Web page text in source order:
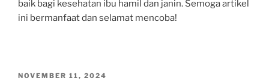
baik bagi kesehatan ibu hamil dan janin. Semoga artikel
ini bermanfaat dan selamat mencoba!
POSTED
NOVEMBER 11, 2024